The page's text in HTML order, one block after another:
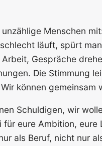
Menschen
läuft, spürt
Gespräche
Die Stimmung
können gemeinsam
Schuldigen, wir
für eure Ambition,
als Beruf, nicht nur